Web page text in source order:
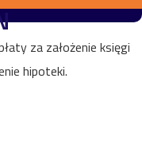
za założenie księgi
hipoteki.